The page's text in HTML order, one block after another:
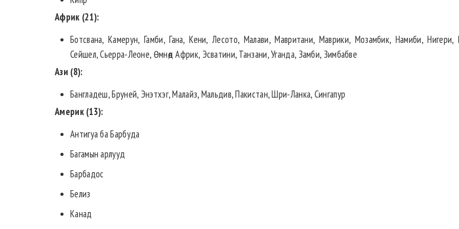
Африк (21):
Ботсвана, Камерун, Гамби, Гана, Кени, Лесото, Малави, Мавритани, Маврики, Мозамбик, Намиби, Нигери,
Сейшел, Сьерра-Леоне, Өмнөд Африк, Эсватини, Танзани, Уганда, Замби, Зимбабве
Ази (8):
Бангладеш, Бруней, Энэтхэг, Малайз, Мальдив, Пакистан, Шри-Ланка, Сингапур
Америк (13):
Антигуа ба Барбуда
Багамын арлууд
Барбадос
Белиз
Канад